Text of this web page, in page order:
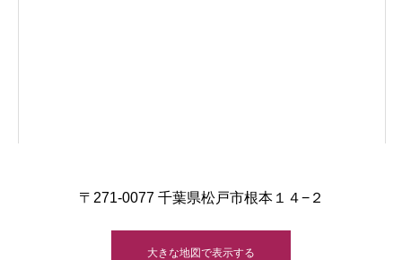
〒271-0077 千葉県松戸市根本１４−２
大きな地図で表示する